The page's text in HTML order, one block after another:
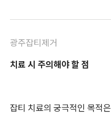
광주잡티제거
치료 시 주의해야 할 점
잡티 치료의 궁극적인 목적은